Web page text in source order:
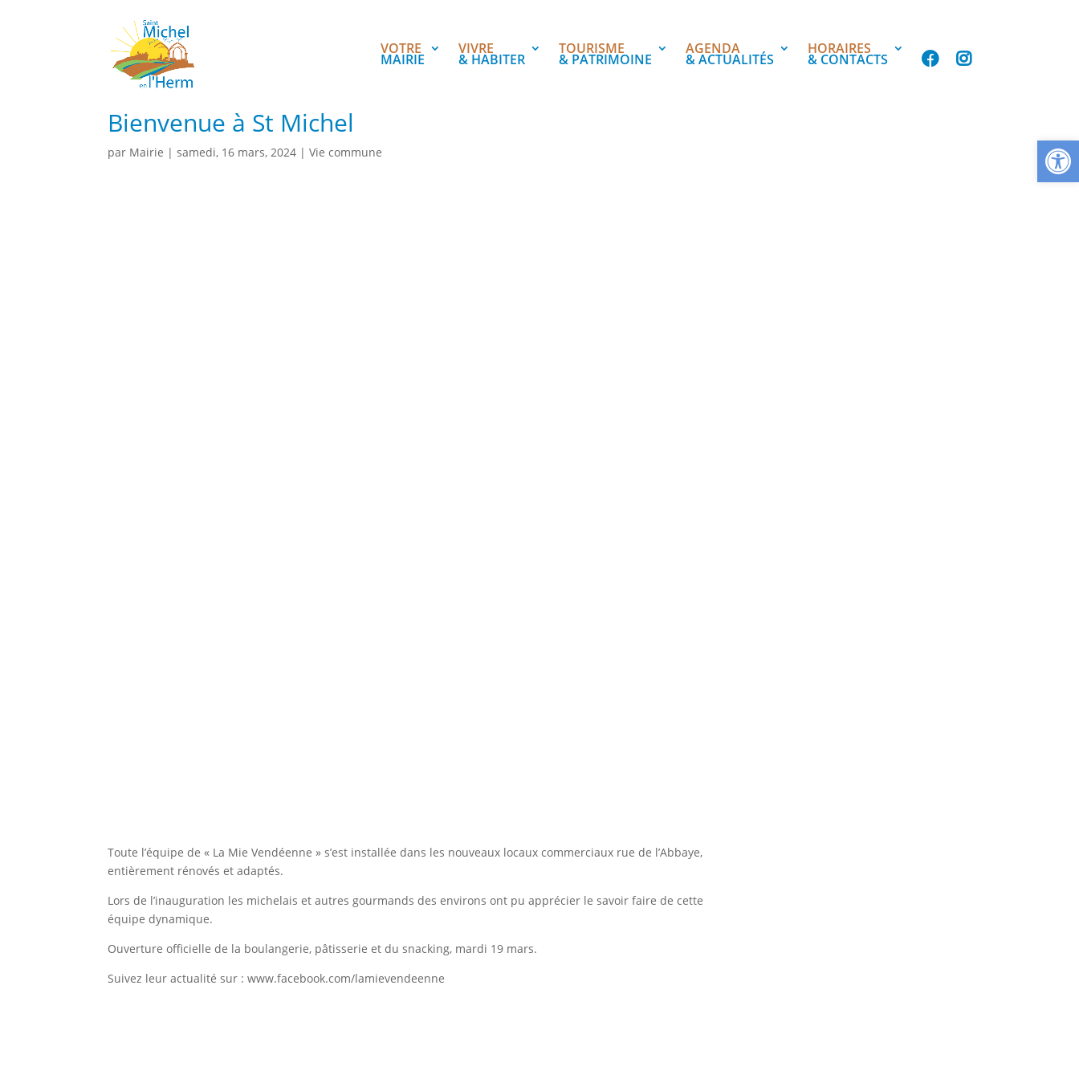
VOTRE
MAIRIE
VIVRE
& HABITER
TOURISME
& PATRIMOINE
AGENDA
& ACTUALITÉS
HORAIRES
& CONTACTS
Bienvenue à St Michel
par Mairie |samedi, 16 mars, 2024 |Vie commune
Toute l’équipe de « La Mie Vendéenne » s’est installée dans les nouveaux locaux commerciaux rue de l’Abbaye,
entièrement rénovés et adaptés.
Lors de l’inauguration les michelais et autres gourmands des environs ont pu apprécier le savoir faire de cette
équipe dynamique.
Ouverture officielle de la boulangerie, pâtisserie et du snacking, mardi 19 mars.
Suivez leur actualité sur : www.facebook.com/lamievendeenne
Ouvrir